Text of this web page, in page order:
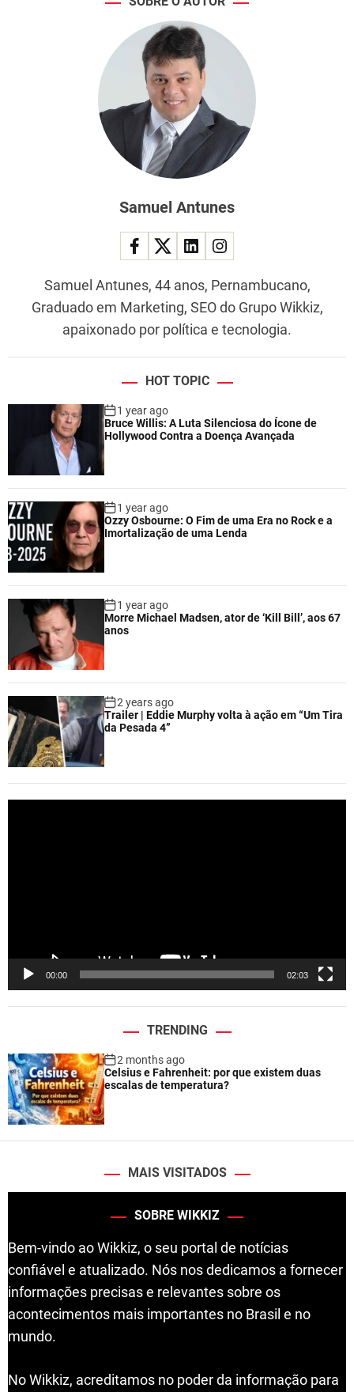
Samuel Antunes
Samuel Antunes, 44 anos, Pernambucano,
Graduado em Marketing, SEO do Grupo Wikkiz,
apaixonado por política e tecnologia.
HOT TOPIC
1 year ago
Bruce Willis: A Luta Silenciosa do Ícone de
Hollywood Contra a Doença Avançada
1 year ago
Ozzy Osbourne: O Fim de uma Era no Rock e a
Imortalização de uma Lenda
1 year ago
Morre Michael Madsen, ator de ‘Kill Bill’, aos 67
anos
2 years ago
Trailer | Eddie Murphy volta à ação em “Um Tira
da Pesada 4”
00:00 02:03
TRENDING
2 months ago
Celsius e Fahrenheit: por que existem duas
escalas de temperatura?
MAIS VISITADOS
SOBRE WIKKIZ
Bem-vindo ao Wikkiz, o seu portal de notícias
confiável e atualizado. Nós nos dedicamos a fornecer
informações precisas e relevantes sobre os
acontecimentos mais importantes no Brasil e no
mundo.
No Wikkiz, acreditamos no poder da informação para